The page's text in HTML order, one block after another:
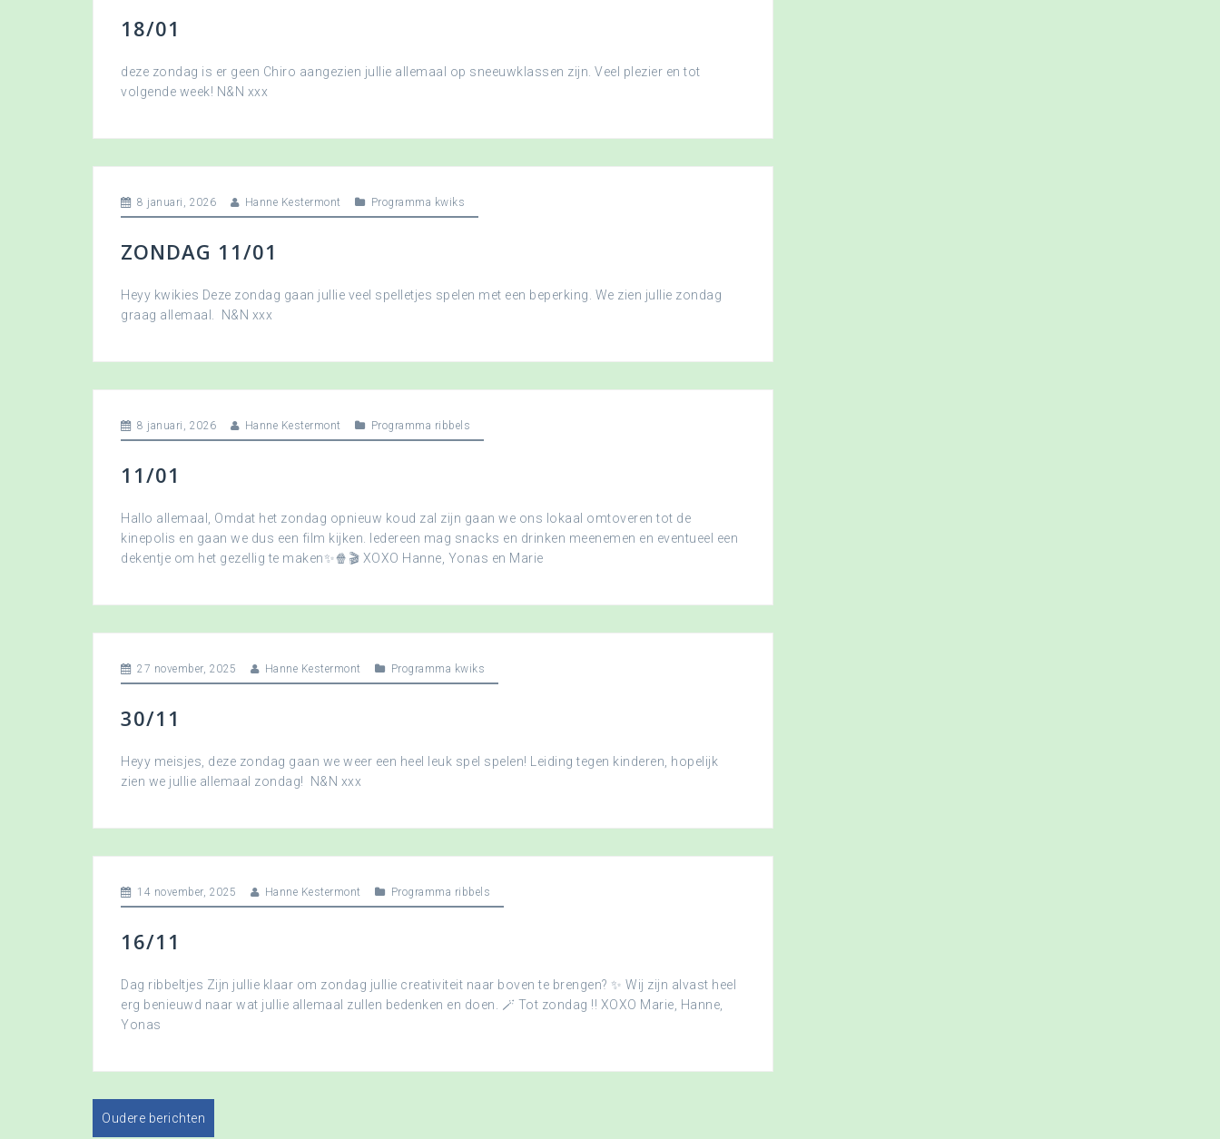
18/01
deze zondag is er geen Chiro aangezien jullie allemaal op sneeuwklassen zijn. Veel plezier en tot
volgende week! N&N xxx
8 januari, 2026 Hanne Kestermont Programma kwiks
ZONDAG 11/01
Heyy kwikies Deze zondag gaan jullie veel spelletjes spelen met een beperking. We zien jullie zondag
graag allemaal. N&N xxx
8 januari, 2026 Hanne Kestermont Programma ribbels
11/01
Hallo allemaal, Omdat het zondag opnieuw koud zal zijn gaan we ons lokaal omtoveren tot de
kinepolis en gaan we dus een film kijken. Iedereen mag snacks en drinken meenemen en eventueel een
dekentje om het gezellig te maken✨🍿🎬 XOXO Hanne, Yonas en Marie
27 november, 2025 Hanne Kestermont Programma kwiks
30/11
Heyy meisjes, deze zondag gaan we weer een heel leuk spel spelen! Leiding tegen kinderen, hopelijk
zien we jullie allemaal zondag! N&N xxx
14 november, 2025 Hanne Kestermont Programma ribbels
16/11
Dag ribbeltjes Zijn jullie klaar om zondag jullie creativiteit naar boven te brengen? ✨ Wij zijn alvast heel
erg benieuwd naar wat jullie allemaal zullen bedenken en doen. 🪄 Tot zondag !! XOXO Marie, Hanne,
Yonas
Oudere berichten